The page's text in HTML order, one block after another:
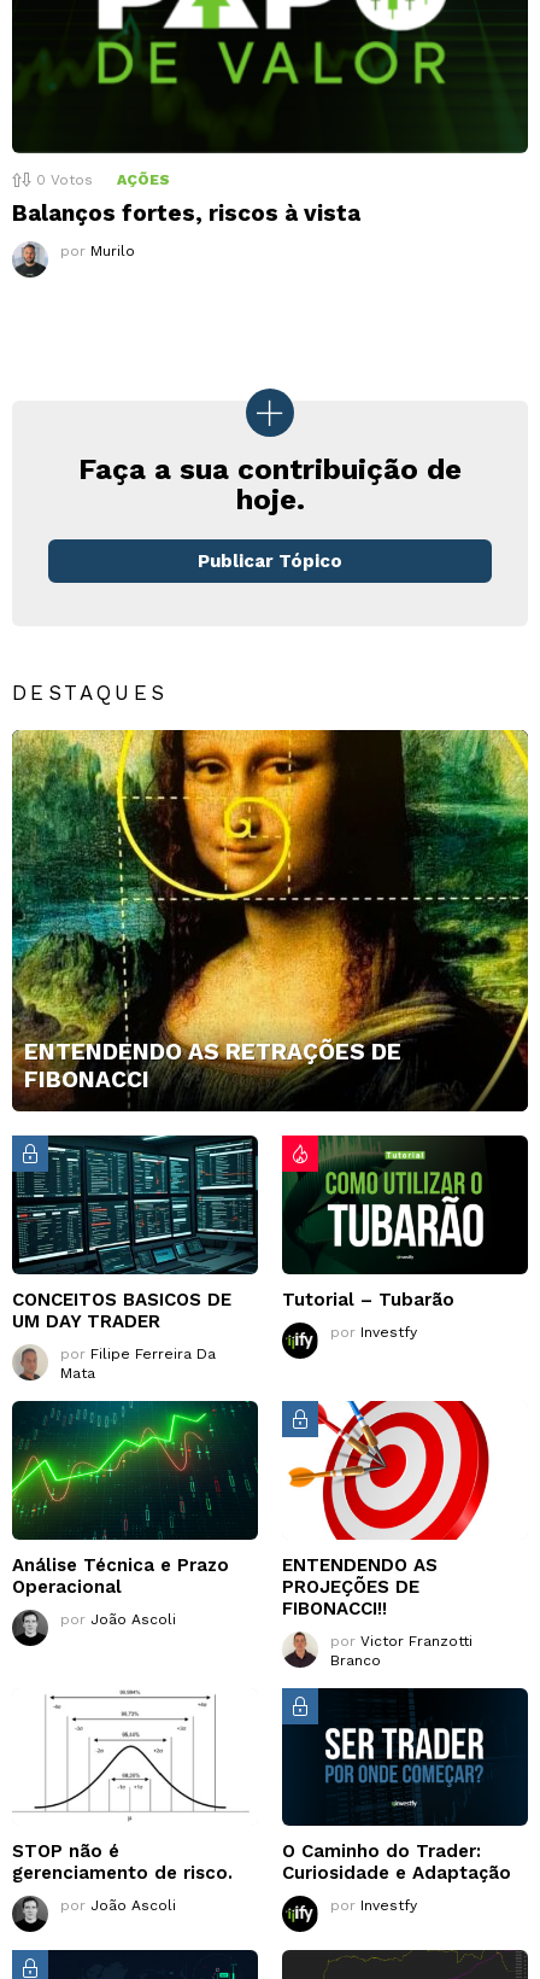
0 Votos AÇÕES
Balanços fortes, riscos à vista
por Murilo
Faça a sua contribuição de
hoje.
Publicar Tópico
DESTAQUES
ENTENDENDO AS RETRAÇÕES DE
FIBONACCI
CONCEITOS BASICOS DE
UM DAY TRADER
por Filipe Ferreira Da
Mata
Tutorial – Tubarão
por Investfy
Análise Técnica e Prazo
Operacional
por João Ascoli
ENTENDENDO AS
PROJEÇÕES DE
FIBONACCI!!
por Victor Franzotti
Branco
STOP não é
gerenciamento de risco.
por João Ascoli
O Caminho do Trader:
Curiosidade e Adaptação
por Investfy